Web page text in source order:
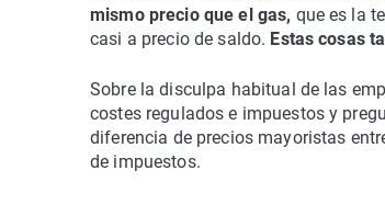
mismo precio que el gas, que es la
casi a precio de saldo. Estas cosas
Sobre la disculpa habitual de las
costes regulados e impuestos y
diferencia de precios mayoristas
de impuestos.